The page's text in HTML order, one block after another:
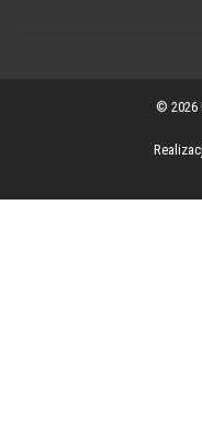
© 2026